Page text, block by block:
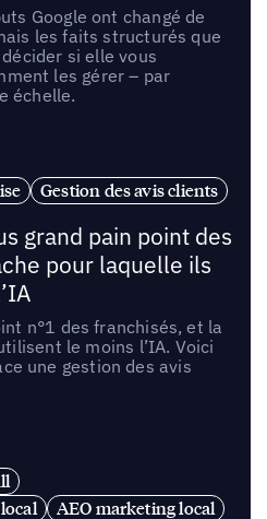
Google ont changé de
les faits structurés que
si elle vous
les gérer – par
échelle.
Gestion des avis clients
grand pain point des
pour laquelle ils
n°1 des franchisés, et la
le moins l’IA. Voici
une gestion des avis
AEO marketing local